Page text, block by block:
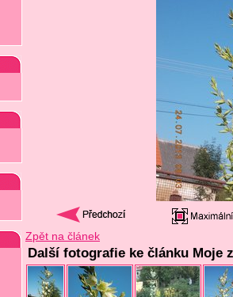
Zpět na článek
Další fotografie ke článku Moje